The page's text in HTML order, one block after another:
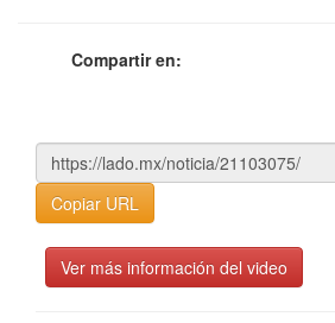
Compartir en:
Copiar URL
Ver más información del video